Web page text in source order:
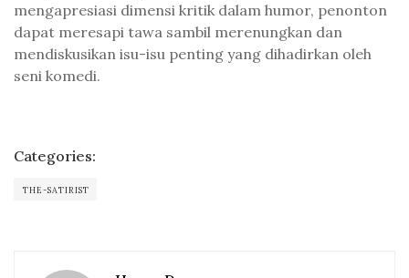
mengapresiasi dimensi kritik dalam humor, penonton
dapat meresapi tawa sambil merenungkan dan
mendiskusikan isu-isu penting yang dihadirkan oleh
seni komedi.
Categories:
THE-SATIRIST